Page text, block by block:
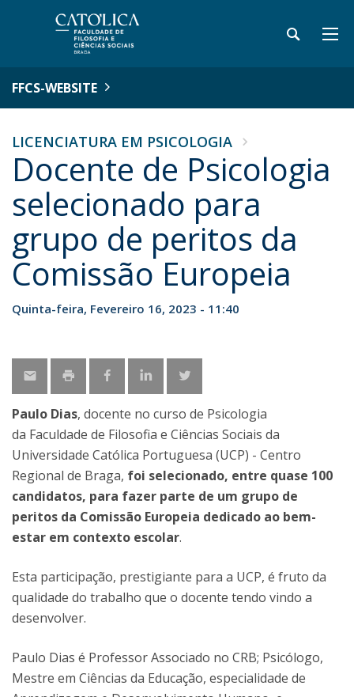
FFCS-WEBSITE
LICENCIATURA EM PSICOLOGIA
Docente de Psicologia
selecionado para
grupo de peritos da
Comissão Europeia
Quinta-feira, Fevereiro 16, 2023 - 11:40
Paulo Dias, docente no curso de Psicologia
da Faculdade de Filosofia e Ciências Sociais da
Universidade Católica Portuguesa (UCP) - Centro
Regional de Braga, foi selecionado, entre quase 100
candidatos, para fazer parte de um grupo de
peritos da Comissão Europeia dedicado ao bem-
estar em contexto escolar.
Esta participação, prestigiante para a UCP, é fruto da
qualidade do trabalho que o docente tendo vindo a
desenvolver.
Paulo Dias é Professor Associado no CRB; Psicólogo,
Mestre em Ciências da Educação, especialidade de